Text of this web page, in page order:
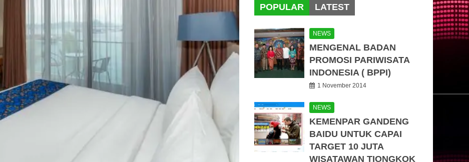
POPULAR LATEST
NEWS
MENGENAL BADAN
PROMOSI PARIWISATA
INDONESIA ( BPPI)
1 November 2014
NEWS
KEMENPAR GANDENG
BAIDU UNTUK CAPAI
TARGET 10 JUTA
WISATAWAN TIONGKOK